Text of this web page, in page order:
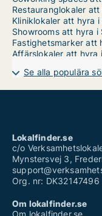
Restauranglokaler
Kliniklokaler att hyra i
Showrooms att hyra i
Fastighetsmarker att
Affärslokaler att hyra
Se alla populära
Lokalfinder.se
c/o
Mynstersvej 3,
Org. nr: DK32147496
Om lokalfinder.se